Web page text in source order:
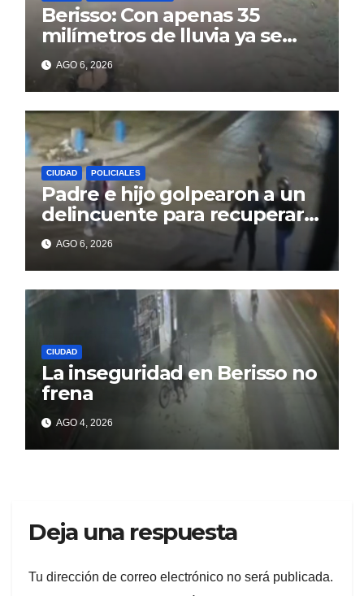
Berisso: Con apenas 35
milímetros de lluvia ya se
sienten los problemas
AGO 6, 2026
CIUDAD POLICIALES
Padre e hijo golpearon a un
delincuente para recuperar
un celular robado en Berisso
AGO 6, 2026
CIUDAD
La inseguridad en Berisso no
frena
AGO 4, 2026
Deja una respuesta
Tu dirección de correo electrónico no será publicada.